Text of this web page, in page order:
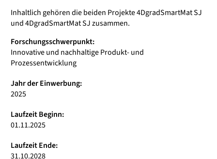
Inhaltlich gehören die beiden Projekte 4DgradSmartMat SJ
und 4DgradSmartMat SJ zusammen.
Forschungsschwerpunkt:
Innovative und nachhaltige Produkt- und
Prozessentwicklung
Jahr der Einwerbung:
2025
Laufzeit Beginn:
01.11.2025
Laufzeit Ende:
31.10.2028